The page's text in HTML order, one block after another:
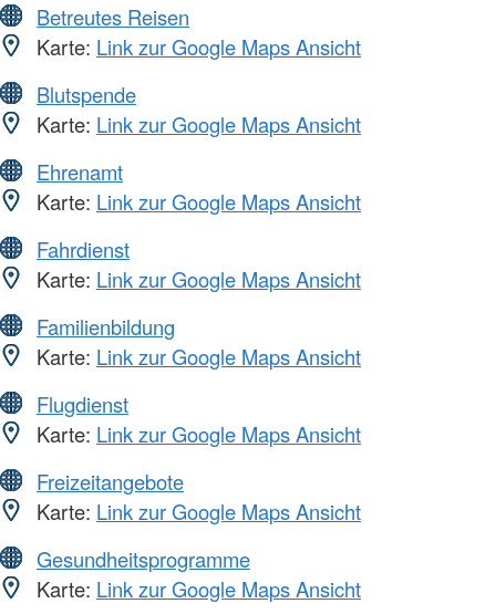
Betreutes Reisen
Karte: Link zur Google Maps Ansicht
Blutspende
Karte: Link zur Google Maps Ansicht
Ehrenamt
Karte: Link zur Google Maps Ansicht
Fahrdienst
Karte: Link zur Google Maps Ansicht
Familienbildung
Karte: Link zur Google Maps Ansicht
Flugdienst
Karte: Link zur Google Maps Ansicht
Freizeitangebote
Karte: Link zur Google Maps Ansicht
Gesundheitsprogramme
Karte: Link zur Google Maps Ansicht